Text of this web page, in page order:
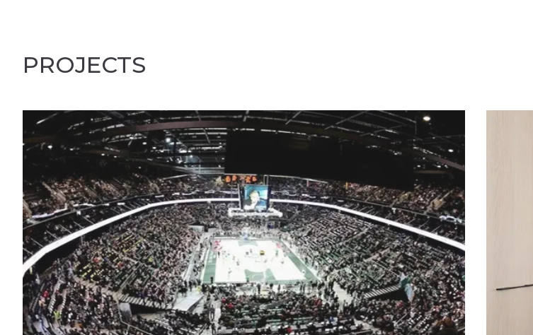
PROJECTS